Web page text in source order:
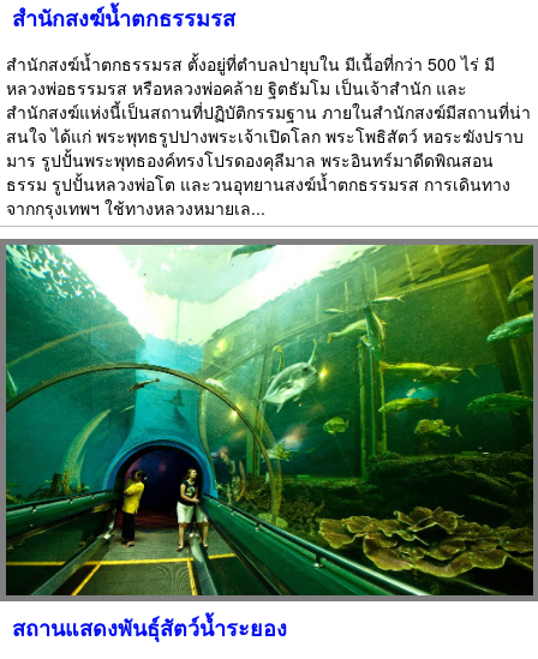
สำนักสงฆ์น้ำตกธรรมรส
สำนักสงฆ์น้ำตกธรรมรส ตั้งอยู่ที่ตำบลป่ายุบใน มีเนื้อที่กว่า 500 ไร่ มี
หลวงพ่อธรรมรส หรือหลวงพ่อคล้าย ฐิตธัมโม เป็นเจ้าสำนัก และ
สำนักสงฆ์แห่งนี้เป็นสถานที่ปฏิบัติกรรมฐาน ภายในสำนักสงฆ์มีสถานที่น่า
สนใจ ได้แก่ พระพุทธรูปปางพระเจ้าเปิดโลก พระโพธิสัตว์ หอระฆังปราบ
มาร รูปปั้นพระพุทธองค์ทรงโปรดองคุลีมาล พระอินทร์มาดีดพิณสอน
ธรรม รูปปั้นหลวงพ่อโต และวนอุทยานสงฆ์น้ำตกธรรมรส การเดินทาง
จากกรุงเทพฯ ใช้ทางหลวงหมายเล...
สถานแสดงพันธุ์สัตว์น้ำระยอง